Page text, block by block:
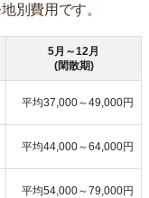
別費用です。
5月～12月
(閑散期)
平均37,000～49,000円
平均44,000～64,000円
平均54,000～79,000円